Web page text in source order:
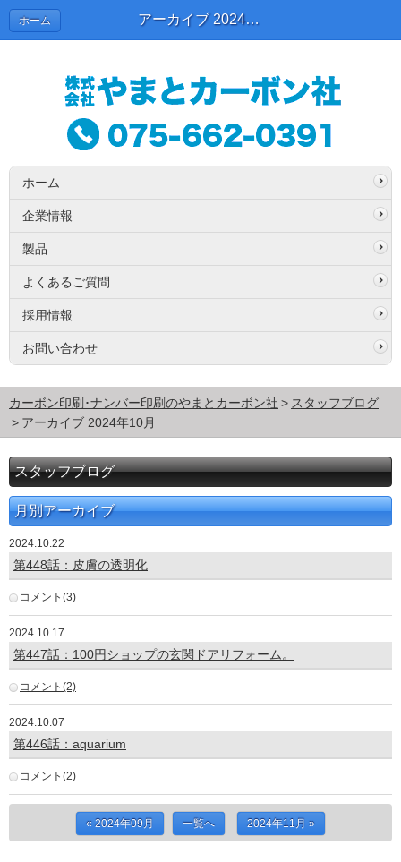
アーカイブ 2024年10月 | スタッフブログ
ホーム
ホーム
企業情報
製品
よくあるご質問
採用情報
お問い合わせ
カーボン印刷･ナンバー印刷のやまとカーボン社
スタッフブログ
アーカイブ 2024年10月
スタッフブログ
月別アーカイブ
2024.10.22
第448話：皮膚の透明化
コメント(3)
2024.10.17
第447話：100円ショップの玄関ドアリフォーム。
コメント(2)
2024.10.07
第446話：aquarium
コメント(2)
« 2024年09月 一覧へ 2024年11月 »